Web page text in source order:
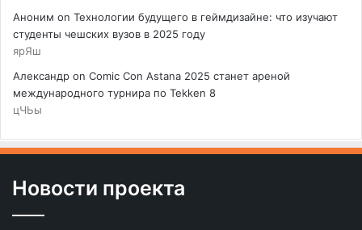
Аноним on Технологии будущего в геймдизайне: что изучают
студенты чешских вузов в 2025 году
ярЯш
Александр on Comic Con Astana 2025 станет ареной
международного турнира по Tekken 8
цЧЬы
Новости проекта